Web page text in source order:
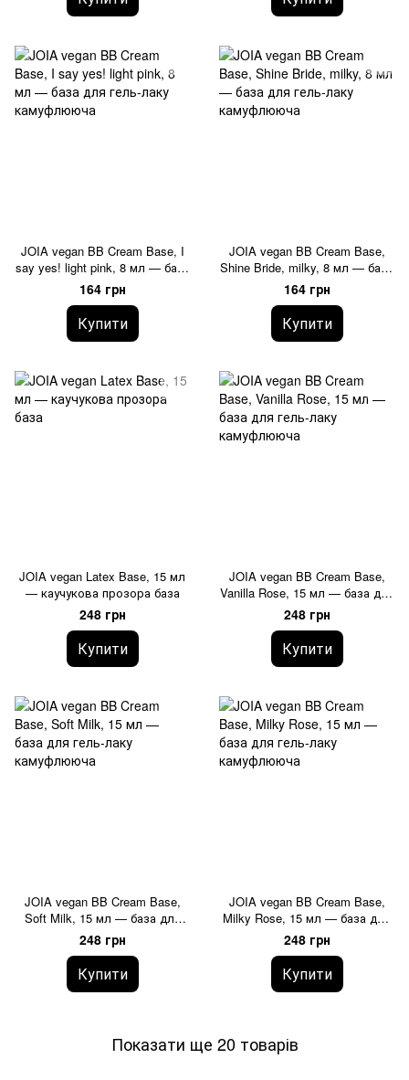
JOIA vegan BB Cream Base, I
say yes! light pink, 8 мл — база
для гель-лаку камуфлююча
164 грн
Купити
JOIA vegan BB Cream Base,
Shine Bride, milky, 8 мл — база
для гель-лаку камуфлююча
164 грн
Купити
JOIA vegan Latex Base, 15 мл
— каучукова прозора база
248 грн
Купити
JOIA vegan BB Cream Base,
Vanilla Rose, 15 мл — база для
гель-лаку камуфлююча
248 грн
Купити
JOIA vegan BB Cream Base,
Soft Milk, 15 мл — база для
гель-лаку камуфлююча
248 грн
Купити
JOIA vegan BB Cream Base,
Milky Rose, 15 мл — база для
гель-лаку камуфлююча
248 грн
Купити
Показати ще 20 товарів